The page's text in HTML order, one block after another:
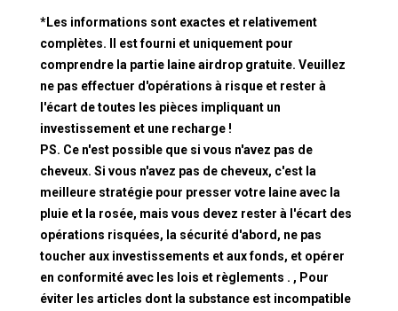
*Les informations sont exactes et relativement
complètes. Il est fourni et uniquement pour
comprendre la partie laine airdrop gratuite. Veuillez
ne pas effectuer d'opérations à risque et rester à
l'écart de toutes les pièces impliquant un
investissement et une recharge !
PS. Ce n'est possible que si vous n'avez pas de
cheveux. Si vous n'avez pas de cheveux, c'est la
meilleure stratégie pour presser votre laine avec la
pluie et la rosée, mais vous devez rester à l'écart des
opérations risquées, la sécurité d'abord, ne pas
toucher aux investissements et aux fonds, et opérer
en conformité avec les lois et règlements . , Pour
éviter les articles dont la substance est incompatible